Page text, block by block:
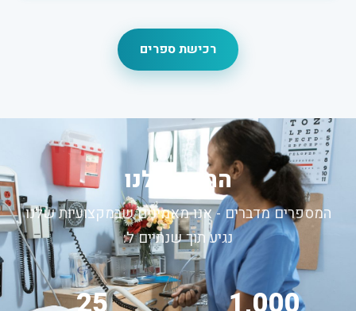
רכישת ספרים
החזון שלנו
המספרים מדברים - אנו מאמינים שבמקצועיות שלנו
נגיע תוך שנתיים ל: